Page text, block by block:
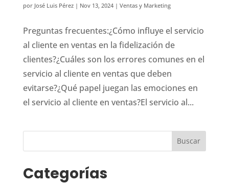
por José Luis Pérez| Nov 13, 2024| Ventas y Marketing
Preguntas frecuentes:¿Cómo influye el servicio
al cliente en ventas en la fidelización de
clientes?¿Cuáles son los errores comunes en el
servicio al cliente en ventas que deben
evitarse?¿Qué papel juegan las emociones en
el servicio al cliente en ventas?El servicio al...
Categorías